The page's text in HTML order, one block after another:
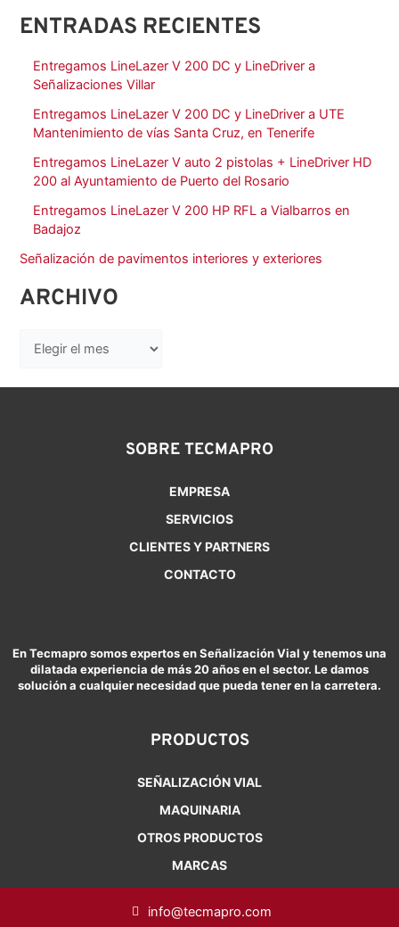
ENTRADAS RECIENTES
Entregamos LineLazer V 200 DC y LineDriver a
Señalizaciones Villar
Entregamos LineLazer V 200 DC y LineDriver a UTE
Mantenimiento de vías Santa Cruz, en Tenerife
Entregamos LineLazer V auto 2 pistolas + LineDriver HD
200 al Ayuntamiento de Puerto del Rosario
Entregamos LineLazer V 200 HP RFL a Vialbarros en
Badajoz
Señalización de pavimentos interiores y exteriores
ARCHIVO
SOBRE TECMAPRO
EMPRESA
SERVICIOS
CLIENTES Y PARTNERS
CONTACTO
En Tecmapro somos expertos en Señalización Vial y tenemos una
dilatada experiencia de más 20 años en el sector. Le damos
solución a cualquier necesidad que pueda tener en la carretera.
PRODUCTOS
SEÑALIZACIÓN VIAL
MAQUINARIA
OTROS PRODUCTOS
MARCAS
info@tecmapro.com